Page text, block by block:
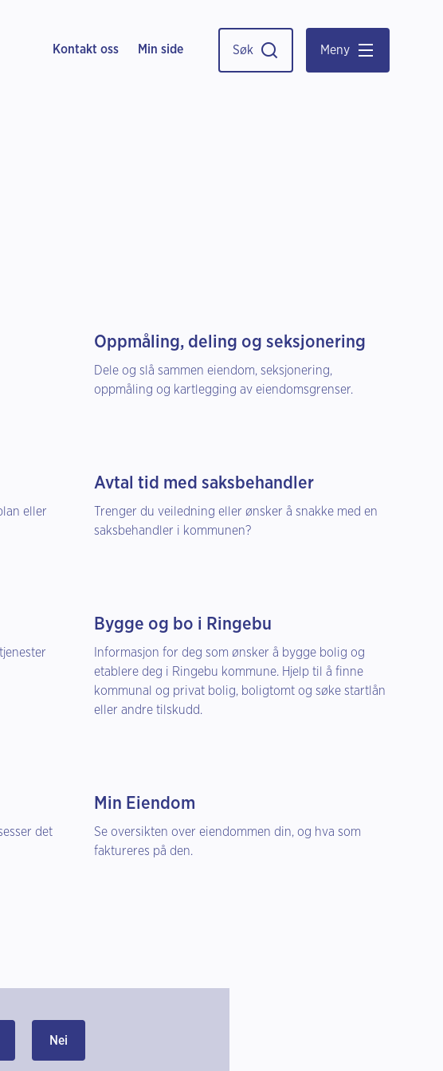
Kontakt oss Min side Søk Meny
Oppmåling, deling og seksjonering
Dele og slå sammen eiendom, seksjonering,
oppmåling og kartlegging av eiendomsgrenser.
eller
Avtal tid med saksbehandler
Trenger du veiledning eller ønsker å snakke med en
saksbehandler i kommunen?
Bygge og bo i Ringebu
Informasjon for deg som ønsker å bygge bolig og
etablere deg i Ringebu kommune. Hjelp til å finne
kommunal og privat bolig, boligtomt og søke startlån
eller andre tilskudd.
det
Min Eiendom
Se oversikten over eiendommen din, og hva som
faktureres på den.
Nei